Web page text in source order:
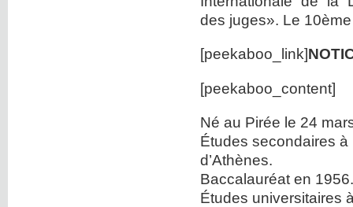
des juges». Le
[peekaboo_link]
[peekaboo_content]
Né au Pirée le 24
Études secondaires à
d’Athènes.
Baccalauréat en 1956.
Études universitaires